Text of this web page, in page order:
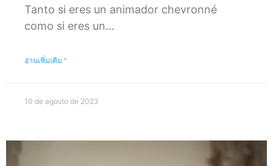
Tanto si eres un animador chevronné
como si eres un...
อ่านเพิ่มเติม "
10 de agosto de 2023